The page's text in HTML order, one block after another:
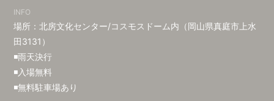
INFO
場所：北房文化センター/コスモスドーム内（岡山県真庭市上水
田3131）
◾️雨天決行
◾️入場無料
◾️無料駐車場あり